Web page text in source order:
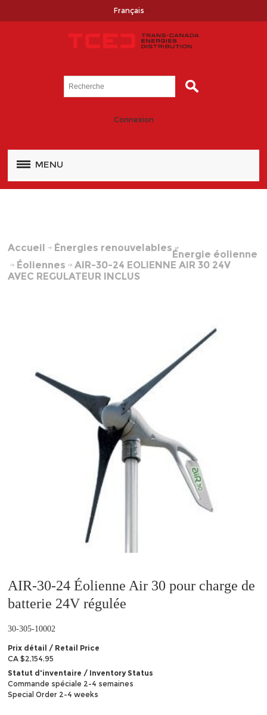
Français
Connexion
MENU
Accueil Énergies renouvelables
Énergie éolienne
Éoliennes
AIR-30-24 EOLIENNE AIR 30 24V
AVEC REGULATEUR INCLUS
AIR-30-24 Éolienne Air 30 pour charge de
batterie 24V régulée
30-305-10002
Prix détail / Retail Price
CA $2,154.95
Statut d'inventaire / Inventory Status
Commande spéciale 2-4 semaines
Special Order 2-4 weeks